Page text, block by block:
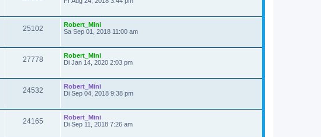
25102
Robert_Mini
Sa Sep 01, 2018 11:00 am
27778
Robert_Mini
Di Jan 14, 2020 2:03 pm
24532
Robert_Mini
Di Sep 04, 2018 9:38 pm
24165
Robert_Mini
Di Sep 11, 2018 7:26 am